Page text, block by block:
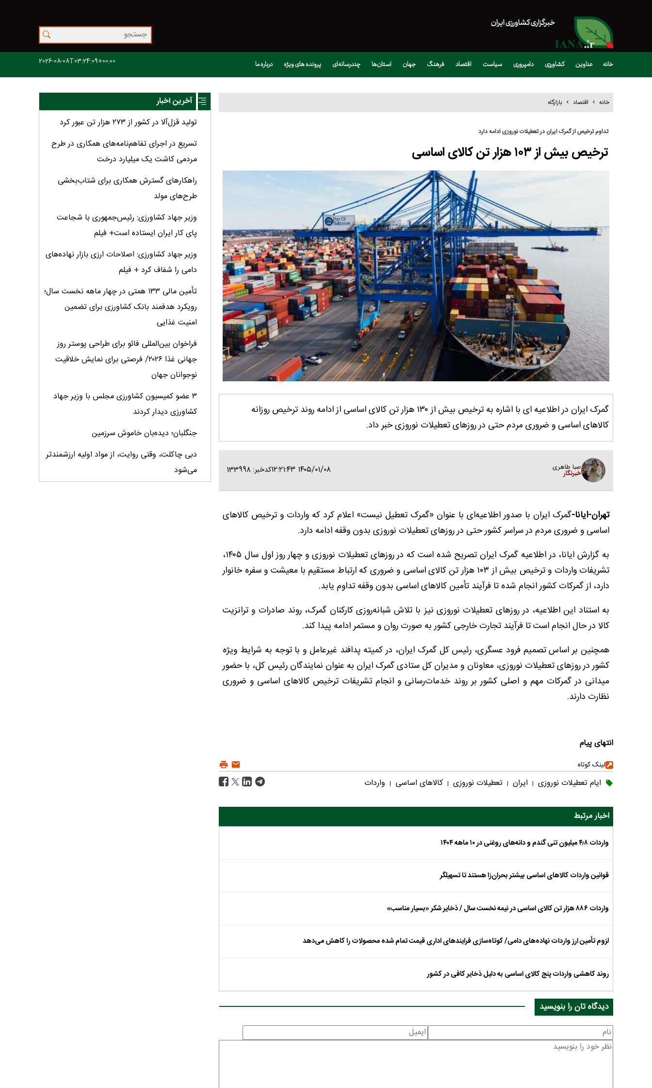
خبرگزاری کشاورزی ایران
خانه عناوین کشاورزی دامپروری سیاست اقتصاد فرهنگ جهان استان‌ها چندرسانه‌ای پرونده های ویژه درباره ما 2026-08-08T03:24:09+00:00
خانه اقتصاد بازارگاه
تداوم ترخیص از گمرک ایران در تعطیلات نوروزی ادامه دارد
ترخیص بیش از ۱۰۳ هزار تن کالای اساسی
گمرک ایران در اطلاعیه ‌ای با اشاره به ترخیص بیش از ۱۳۰ هزار تن کالای اساسی از ادامه روند ترخیص روزانه
کالاهای اساسی و ضروری مردم حتی در روزهای تعطیلات نوروزی خبر داد.
صبا طاهری
خبرنگار ۱۴۰۵/۰۱/۰۸ ۱۲:۲۱:۴۳ کدخبر: 133998
تهران-ایانا-گمرک ایران با صدور اطلاعیه‌ای با عنوان «گمرک تعطیل نیست» اعلام کرد که واردات و ترخیص کالاهای
اساسی و ضروری مردم در سراسر کشور حتی در روزهای تعطیلات نوروزی بدون وقفه ادامه دارد.
به گزارش ایانا، در اطلاعیه گمرک ایران تصریح شده است که در روزهای تعطیلات نوروزی و چهار روز اول سال ۱۴۰۵،
تشریفات واردات و ترخیص بیش از ۱۰۳ هزار تن کالای اساسی و ضروری که ارتباط مستقیم با معیشت و سفره خانوار
دارد، از گمرکات کشور انجام شده تا فرآیند تأمین کالاهای اساسی بدون وقفه تداوم یابد.
به استناد این اطلاعیه، در روزهای تعطیلات نوروزی نیز با تلاش شبانه‌روزی کارکنان گمرک، روند صادرات و ترانزیت
کالا در حال انجام است تا فرآیند تجارت خارجی کشور به صورت روان و مستمر ادامه پیدا کند.
همچنین بر اساس تصمیم فرود عسگری، رئیس کل گمرک ایران، در کمیته پدافند غیرعامل و با توجه به شرایط ویژه
کشور در روزهای تعطیلات نوروزی، معاونان و مدیران کل ستادی گمرک ایران به عنوان نمایندگان رئیس کل، با حضور
میدانی در گمرکات مهم و اصلی کشور بر روند خدمات‌رسانی و انجام تشریفات ترخیص کالاهای اساسی و ضروری
نظارت دارند.
انتهای پیام
لینک کوتاه
ایام تعطیلات نوروزی | ایران | تعطیلات نوروزی | کالاهای اساسی | واردات
اخبار مرتبط
واردات ۴٫۸ میلیون تنی گندم و دانه‌های روغنی در ۱۰ ماهه ۱۴۰۴
قوانین واردات کالاهای اساسی بیشتر بحران‌زا هستند تا تسهیلگر
واردات ۸۸۶ هزار تن کالای اساسی در نیمه نخست سال / ذخایر شکر «بسیار مناسب»
لزوم تأمین ارز واردات نهاده‌های دامی/ کوتاه‌سازی فرایندهای اداری قیمت تمام شده محصولات را کاهش می‌دهد
روند کاهشی واردات پنج کالای اساسی به دلیل ذخایر کافی در کشور
دیدگاه تان را بنویسید
آخرین اخبار
تولید قزل‌آلا در کشور از ۲۷۳ هزار تن عبور کرد
تسریع در اجرای تفاهم‌نامه‌های همکاری در طرح
مردمی کاشت یک میلیارد درخت
راهکارهای گسترش همکاری برای شتاب‌بخشی
طرح‌های مولد
وزیر جهاد کشاورزی: رئیس‌جمهوری با شجاعت
پای کار ایران ایستاده است+ فیلم
وزیر جهاد کشاورزی: اصلاحات ارزی بازار نهاده‌های
دامی را شفاف کرد + فیلم
تأمین مالی ۱۳۳ همتی در چهار ماهه نخست سال؛
رویکرد هدفمند بانک کشاورزی برای تضمین
امنیت غذایی
فراخوان بین‌المللی فائو برای طراحی پوستر روز
جهانی غذا ۲۰۲۶/ فرصتی برای نمایش خلاقیت
نوجوانان جهان
۳ عضو کمیسیون کشاورزی مجلس با وزیر جهاد
کشاورزی دیدار کردند
جنگلبان؛ دیده‌بان خاموش سرزمین
دبی چاکلت، وقتی روایت، از مواد اولیه ارزشمندتر
می‌شود